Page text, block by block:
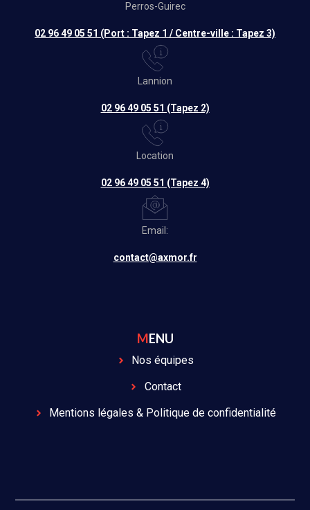
Perros-Guirec
02 96 49 05 51 (Port : Tapez 1 / Centre-ville : Tapez 3)
Lannion
02 96 49 05 51 (Tapez 2)
Location
02 96 49 05 51 (Tapez 4)
Email:
contact@axmor.fr
MENU
Nos équipes
Contact
Mentions légales & Politique de confidentialité